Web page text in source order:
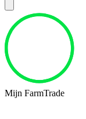
Mijn FarmTrade